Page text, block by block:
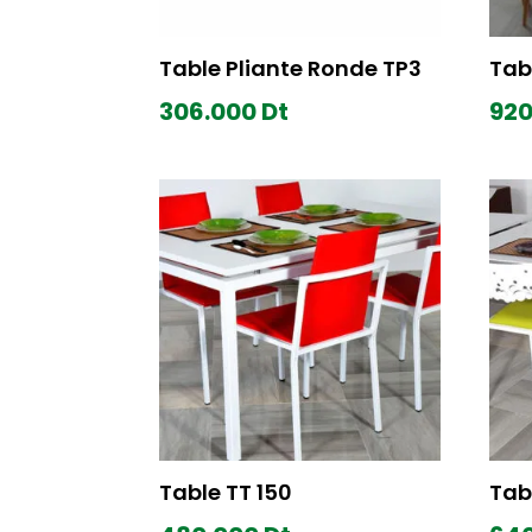
Table Pliante Ronde TP3
306.000Dt
Table TT 150